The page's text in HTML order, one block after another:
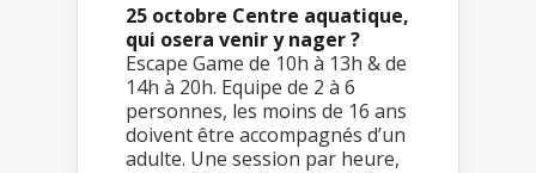
25 octobre Centre aquatique,
qui osera venir y nager ?
Escape Game de 10h à 13h & de
14h à 20h. Equipe de 2 à 6
personnes, les moins de 16 ans
doivent être accompagnés d’un
adulte. Une session par heure,